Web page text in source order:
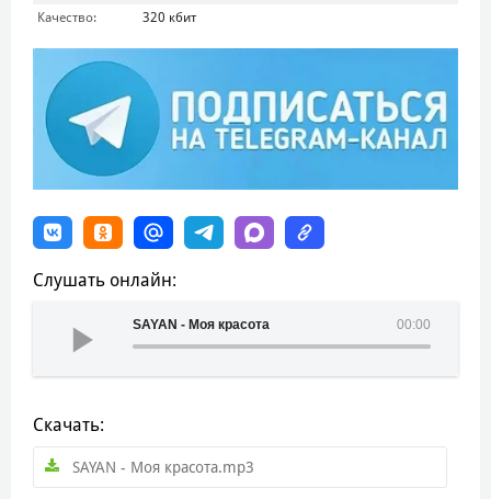
Качество:
320 кбит
Слушать онлайн:
00:00
SAYAN - Моя красота
Скачать:
SAYAN - Моя красота.mp3